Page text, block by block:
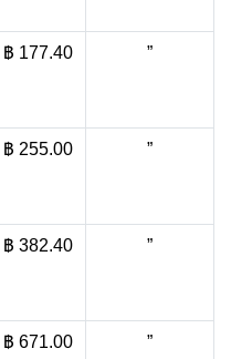
฿ 177.40 ”
฿ 255.00 ”
฿ 382.40 ”
฿ 671.00 ”